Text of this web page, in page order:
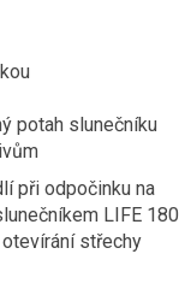
potah slunečníku
při odpočinku na
LIFE 180
střechy